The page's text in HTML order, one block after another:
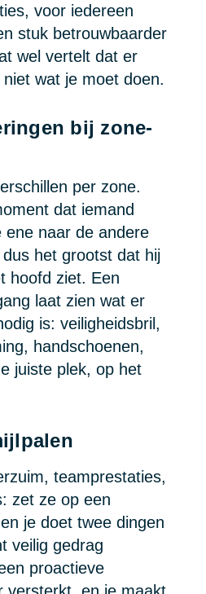
voor iedereen
stuk betrouwbaarder
wel vertelt dat er
wat je moet doen.
bij zone-
per zone.
dat iemand
ene naar de andere
het grootst dat hij
hoofd ziet. Een
laat zien wat er
is: veiligheidsbril,
handschoenen,
juiste plek, op het
teamprestaties,
zet ze op een
je doet twee dingen
veilig gedrag
proactieve